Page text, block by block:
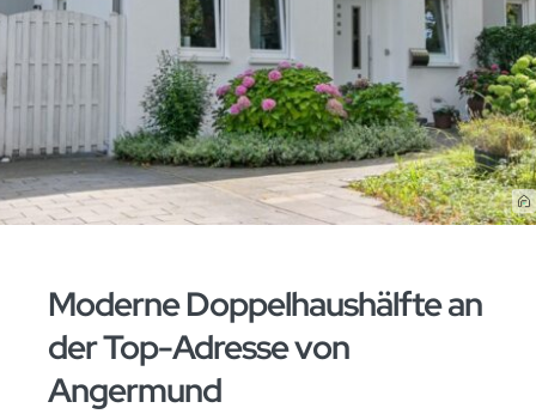
Moderne Doppelhaushälfte an
der Top-Adresse von
Angermund